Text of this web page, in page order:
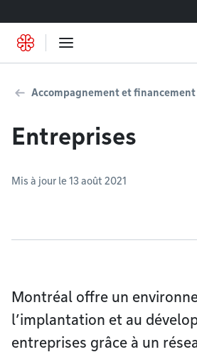
Accompagnement et financement
Entreprises
Mis à jour le 13 août 2021
Montréal offre un
l’implantation et au
entreprises grâce à un